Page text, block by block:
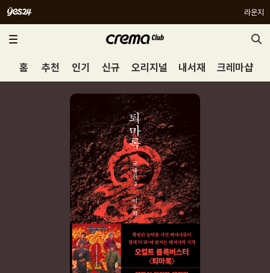
라운지
홈 추천 인기 신규 오리지널 내서재 크레마샵